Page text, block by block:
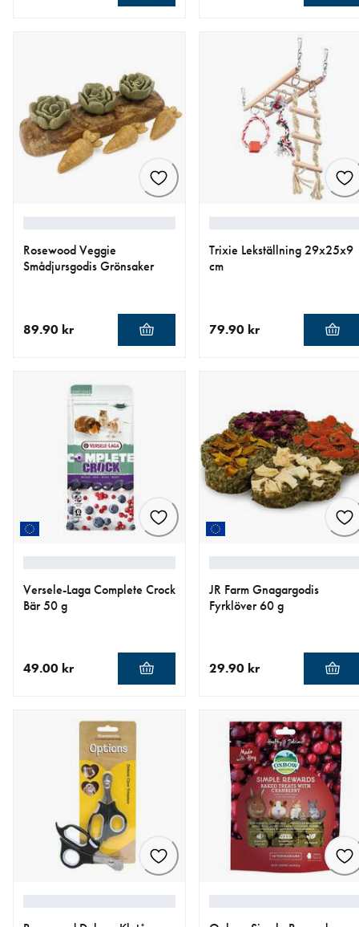
Rosewood Veggie
Smådjursgodis Grönsaker
89.90 kr
Trixie Lekställning 29x25x9
cm
79.90 kr
Versele-Laga Complete Crock
Bär 50 g
49.00 kr
JR Farm Gnagargodis
Fyrklöver 60 g
29.90 kr